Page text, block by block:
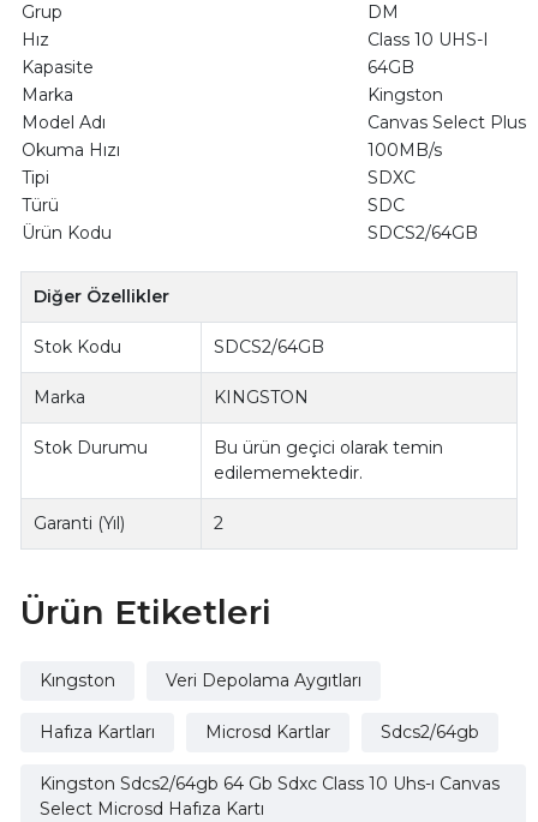
Grup
DM
Hız
Class 10 UHS-I
Kapasite
64GB
Marka
Kingston
Model Adı
Canvas Select Plus
Okuma Hızı
100MB/s
Tipi
SDXC
Türü
SDC
Ürün Kodu
SDCS2/64GB
Diğer Özellikler
Stok Kodu SDCS2/64GB
Marka KINGSTON
Stok Durumu
Bu ürün geçici olarak temin
edilememektedir.
Garanti (Yıl) 2
Ürün Etiketleri
Kıngston Veri Depolama Aygıtları
Hafıza Kartları Microsd Kartlar Sdcs2/64gb
Kingston Sdcs2/64gb 64 Gb Sdxc Class 10 Uhs-ı Canvas
Select Microsd Hafıza Kartı